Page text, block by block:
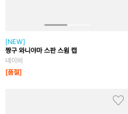
[NEW]
짱구 와니야마 스판 스윔 캡
네이비
[품절]